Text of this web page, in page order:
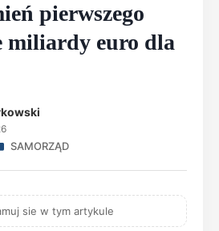
pierwszego
miliardy euro dla
SAMORZĄD
sie w tym artykule